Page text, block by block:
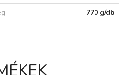
770 g/db